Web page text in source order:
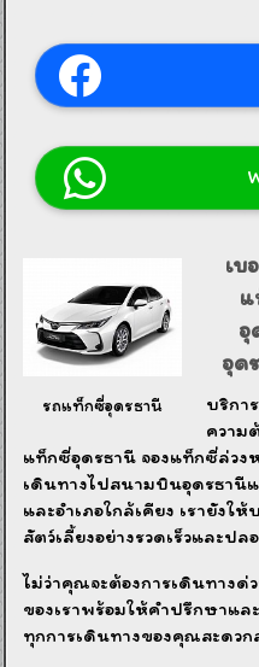
รถแท็กซี่อุดรธานี
เบ
แ
อุ
อุด
บริกา
ความ
แท็กซี่อุดรธานี จองแท็กซี่ล่ว
เดินทางไปสนามบินอุดรธานี
และอำเภอใกล้เคียง เรายังใ
สัตว์เลี้ยงอย่างรวดเร็วและปล
ไม่ว่าคุณจะต้องการเดินทาง
ของเราพร้อมให้คำปรึกษาแ
ทุกการเดินทางของคุณสะดวก